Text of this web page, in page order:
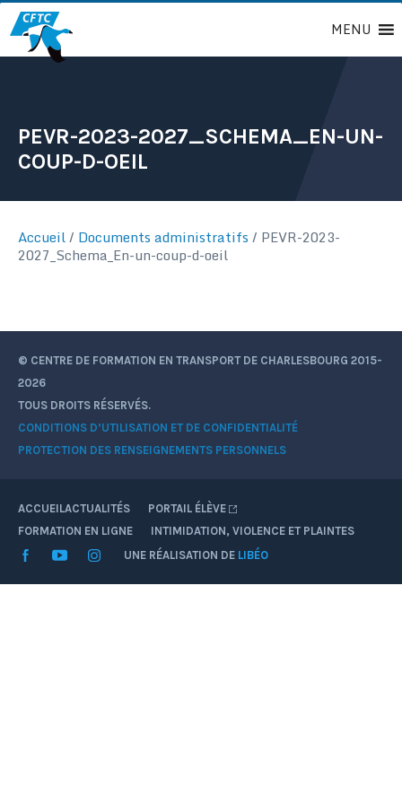
Passer
au
contenu
MENU
PEVR-2023-2027_SCHEMA_EN-UN-
COUP-D-OEIL
Accueil/ Documents administratifs / PEVR-2023-
2027_Schema_En-un-coup-d-oeil
© CENTRE DE FORMATION EN TRANSPORT DE CHARLESBOURG 2015-
2026
TOUS DROITS RÉSERVÉS.
CONDITIONS D’UTILISATION ET DE CONFIDENTIALITÉ
PROTECTION DES RENSEIGNEMENTS PERSONNELS
ACCUEILACTUALITÉS
PORTAIL ÉLÈVE
FORMATION EN LIGNE
INTIMIDATION, VIOLENCE ET PLAINTES
FacebookYouTubeInstagramUNE RÉALISATION DE LIBÉO